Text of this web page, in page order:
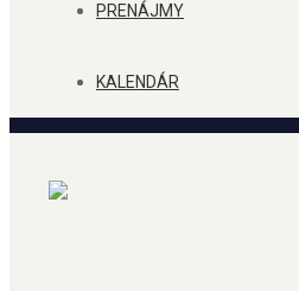
PRENÁJMY
KALENDÁR